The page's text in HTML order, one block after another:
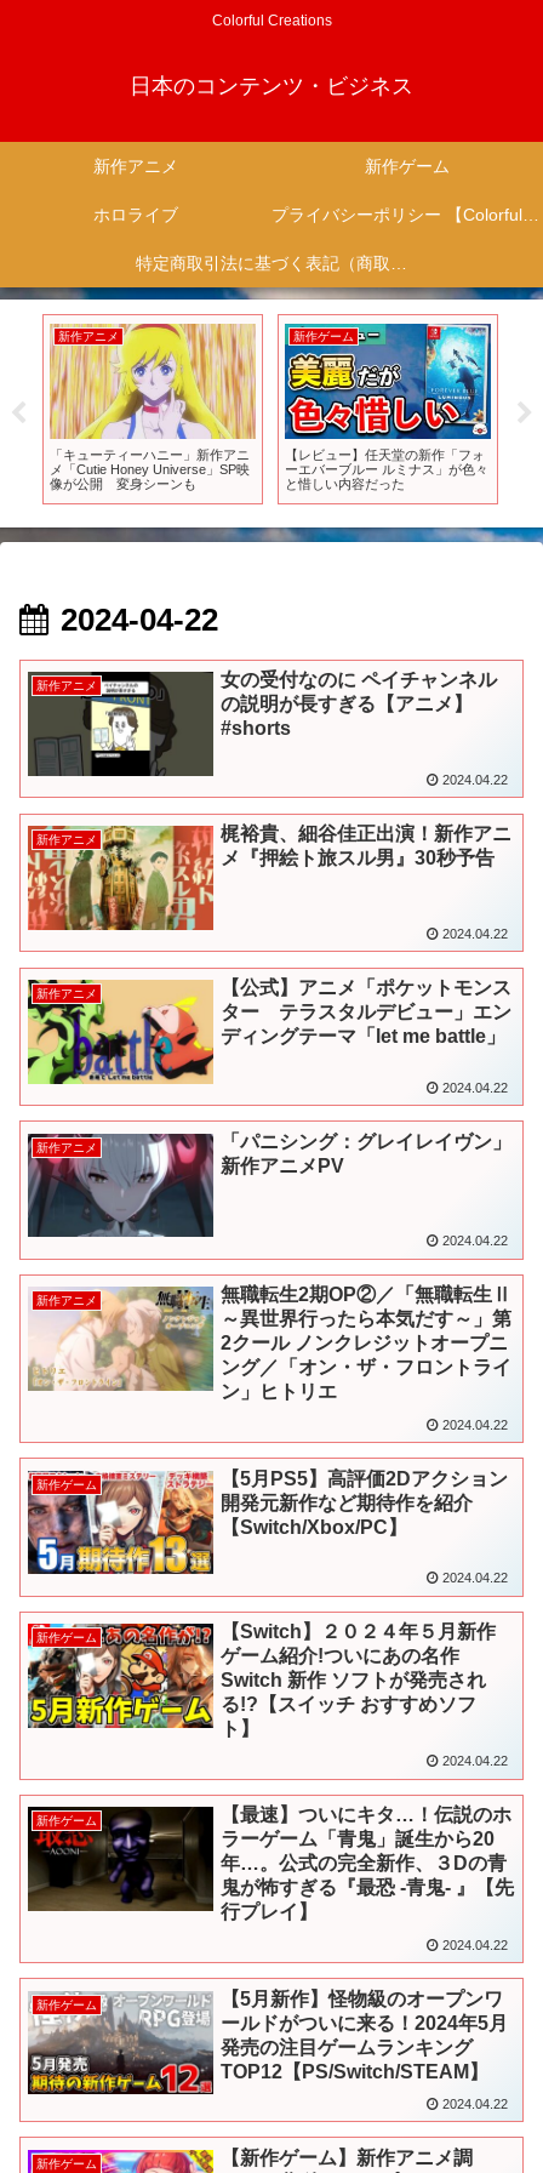
Colorful Creations
日本のコンテンツ・ビジネス
新作アニメ 新作ゲーム
ホロライブ プライバシーポリシー 【Colorful Creation】
特定商取引法に基づく表記（商取引に関する開示）
新作アニメ
「キューティーハニー」新作アニ
メ「Cutie Honey Universe」SP映
像が公開 変身シーンも
新作ゲーム
【レビュー】任天堂の新作「フォ
ーエバーブルー ルミナス」が色々
と惜しい内容だった
2024-04-22
新作アニメ
女の受付なのに ペイチャンネル
の説明が長すぎる【アニメ】
#shorts
2024.04.22
新作アニメ
梶裕貴、細谷佳正出演！新作アニ
メ『押絵ト旅スル男』30秒予告
2024.04.22
新作アニメ
【公式】アニメ「ポケットモンス
ター テラスタルデビュー」エン
ディングテーマ「let me battle」
2024.04.22
新作アニメ
「パニシング：グレイレイヴン」
新作アニメPV
2024.04.22
新作アニメ
無職転生2期OP②／「無職転生Ⅱ
～異世界行ったら本気だす～」第
2クール ノンクレジットオープニ
ング／「オン・ザ・フロントライ
ン」ヒトリエ
2024.04.22
新作ゲーム
【5月PS5】高評価2Dアクション
開発元新作など期待作を紹介
【Switch/Xbox/PC】
2024.04.22
新作ゲーム
【Switch】２０２４年５月新作
ゲーム紹介!ついにあの名作
Switch 新作 ソフトが発売され
る!?【スイッチ おすすめソフ
ト】
2024.04.22
新作ゲーム
【最速】ついにキタ…！伝説のホ
ラーゲーム「青鬼」誕生から20
年…。公式の完全新作、３Dの青
鬼が怖すぎる『最恐 -青鬼- 』【先
行プレイ】
2024.04.22
新作ゲーム
【5月新作】怪物級のオープンワ
ールドがついに来る！2024年5月
発売の注目ゲームランキング
TOP12【PS/Switch/STEAM】
2024.04.22
新作ゲーム
【新作ゲーム】新作アニメ調